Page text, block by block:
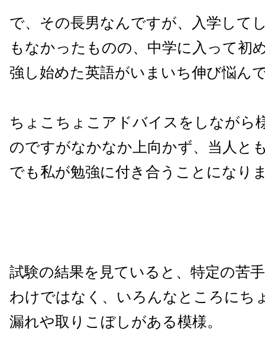
で、その長男なんですが、入学して
もなかったものの、中学に入って初
強し始めた英語がいまいち伸び悩ん
ちょこちょこアドバイスをしながら
のですがなかなか上向かず、当人と
でも私が勉強に付き合うことになり
試験の結果を見ていると、特定の苦
わけではなく、いろんなところにち
漏れや取りこぼしがある模様。